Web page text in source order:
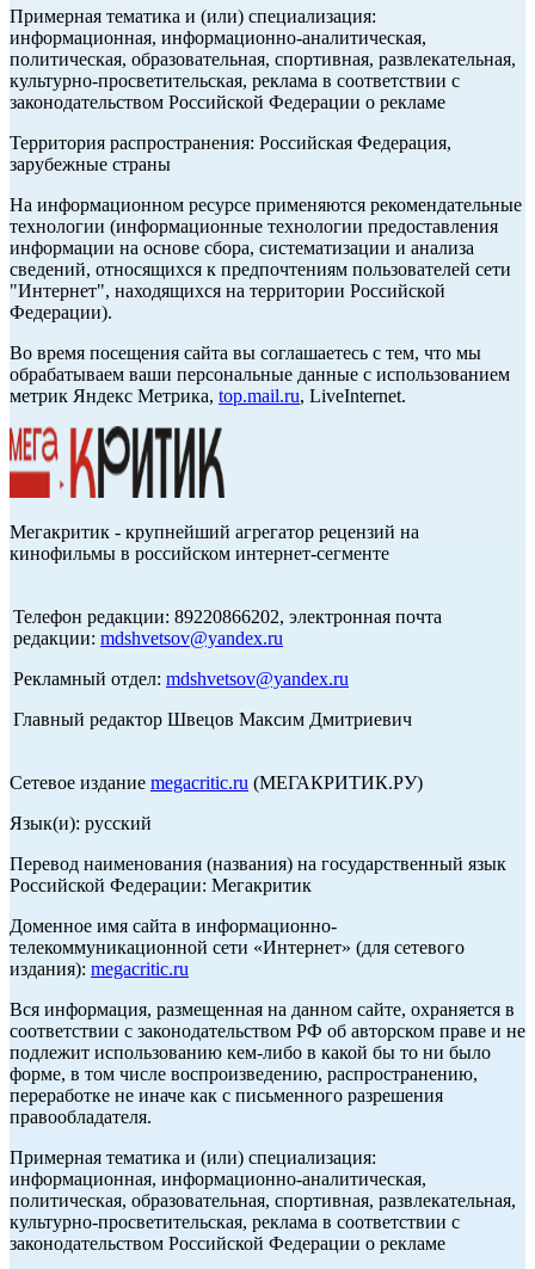
Примерная тематика и (или) специализация:
информационная, информационно-аналитическая,
политическая, образовательная, спортивная, развлекательная,
культурно-просветительская, реклама в соответствии с
законодательством Российской Федерации о рекламе
Территория распространения: Российская Федерация,
зарубежные страны
На информационном ресурсе применяются рекомендательные
технологии (информационные технологии предоставления
информации на основе сбора, систематизации и анализа
сведений, относящихся к предпочтениям пользователей сети
"Интернет", находящихся на территории Российской
Федерации).
Во время посещения сайта вы соглашаетесь с тем, что мы
обрабатываем ваши персональные данные с использованием
метрик Яндекс Метрика, top.mail.ru, LiveInternet.
Мегакритик - крупнейший агрегатор рецензий на
кинофильмы в российском интернет-сегменте
Телефон редакции: 89220866202, электронная почта
редакции: mdshvetsov@yandex.ru
Рекламный отдел: mdshvetsov@yandex.ru
Главный редактор Швецов Максим Дмитриевич
Сетевое издание megacritic.ru (МЕГАКРИТИК.РУ)
Язык(и): русский
Перевод наименования (названия) на государственный язык
Российской Федерации: Мегакритик
Доменное имя сайта в информационно-
телекоммуникационной сети «Интернет» (для сетевого
издания): megacritic.ru
Вся информация, размещенная на данном сайте, охраняется в
соответствии с законодательством РФ об авторском праве и не
подлежит использованию кем-либо в какой бы то ни было
форме, в том числе воспроизведению, распространению,
переработке не иначе как с письменного разрешения
правообладателя.
Примерная тематика и (или) специализация:
информационная, информационно-аналитическая,
политическая, образовательная, спортивная, развлекательная,
культурно-просветительская, реклама в соответствии с
законодательством Российской Федерации о рекламе